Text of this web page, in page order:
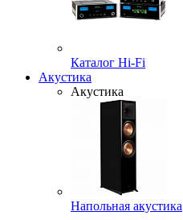
Каталог Hi-Fi
Акустика
Акустика
Напольная акустика